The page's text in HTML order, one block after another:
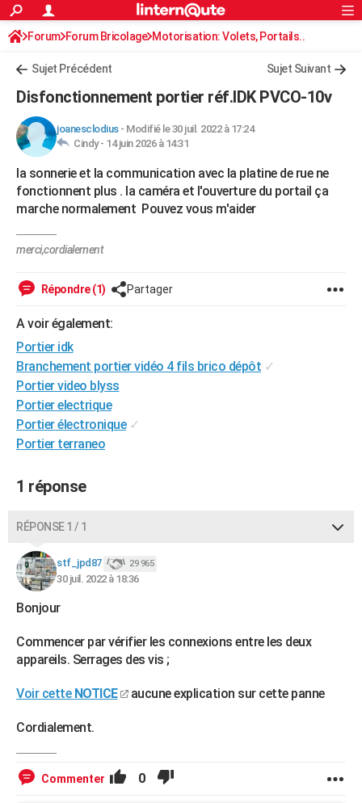
ACTUALITÉS
Politique
Société
Faits Divers
Education
Monde
Villes
+
FINANCE
Retraite
Impôts
Epargne
Immobilier
Risques naturels par ville
Banque
Assurance
Crédit
AUTO
Essais
Réserver un essai
Citadines
Berlines
SUV
Forum auto
+HIGH-TECH
Mobiles
Meilleur smartphone
Internet
Ordinateurs
Jeux vidéo
Guide high-tech
+BRICOLAGE
Forum
Aménagement intérieur
Extérieur
Cuisine
Salle de bains
Jardinage
Rangement
WEEK-END
Guides de France
Escapades
Patrimoine
Expositions
Musées
Week-end nature
LIFESTYLE
SANTE
Alimentation
Guide de la santé
Maladies
Médicaments
Sommeil
VOYAGE
Destinations
City break
Voyage nature
Voyage de noces
Forum
Climat
+PHOTO
GUIDES D'ACHAT
BONS PLANS
CARTE DE VOEUX
COPAINS D'AVANT
S'inscrire
Se connecter
Lycées
Collèges
Primaires
Universités
Entreprises
Service militaire
Avis de recherche
AVIS DE DÉCÈS
FORUM
Rechercher
S'inscrire
Connexion
Forum Forum Bricolage Motorisation: Volets, Portails..
Sujet Précédent Sujet Suivant
Disfonctionnement portier réf.IDK PVCO-10v
joanesclodius- Modifié le 30 juil. 2022 à 17:24
Cindy - 14 juin 2026 à 14:31
la sonnerie et la communication avec la platine de rue ne
fonctionnent plus . la caméra et l'ouverture du portail ça
marche normalement Pouvez vous m'aider
merci,cordialement
Répondre (1) Partager
A voir également:
Portier idk
Branchement portier vidéo 4 fils brico dépôt ✓
Portier video blyss
Portier electrique
Portier électronique ✓
Portier terraneo
1 réponse
RÉPONSE 1 / 1
stf_jpd87 29 965
30 juil. 2022 à 18:36
Bonjour
Commencer par vérifier les connexions entre les deux
appareils. Serrages des vis ;
Voir cette NOTICE aucune explication sur cette panne
Cordialement.
Commenter 0